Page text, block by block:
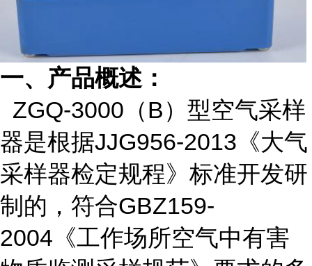
一、 产品概述 ：
ZGQ-3000（B）型空气采样
器是根据JJG956-2013《大气
采样器检定规程》标准开发研
制的，符合GBZ159-
2004《工作场所空气中有害